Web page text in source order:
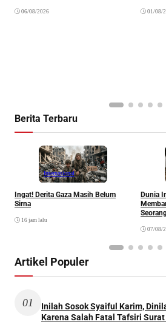
06/08/2026 01/08/
Berita Terbaru
Internasional
Ingat! Derita Gaza Masih Belum
Sirna
16 jam lalu
Dunia
07/08/
Artikel Populer
01
Inilah Sosok Syaiful Karim,
Karena Salah Fatal Tafsiri